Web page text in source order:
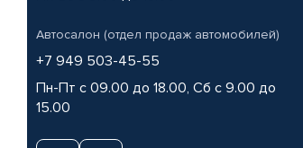
Автосалон (отдел продаж автомобилей)
+7 949 503-45-55
Пн-Пт с 09.00 до 18.00, Сб с 9.00 до
15.00